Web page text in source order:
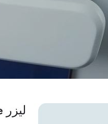
ليزر Accure™